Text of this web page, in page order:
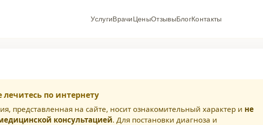
УслугиВрачиЦеныОтзывыБлогКонтакты
по интернету
представленная на сайте, носит ознакомительный характер и не
консультацией. Для постановки диагноза и